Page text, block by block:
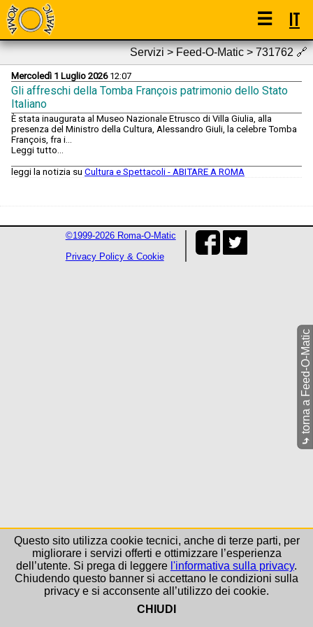
☰ IT
Servizi > Feed-O-Matic > 731762🔗
Mercoledì 1 Luglio 202612:07
Gli affreschi della Tomba François patrimonio dello Stato
Italiano
È stata inaugurata al Museo Nazionale Etrusco di Villa Giulia, alla
presenza del Ministro della Cultura, Alessandro Giuli, la celebre Tomba
François, fra i...
Leggi tutto...
leggi la notizia su Cultura e Spettacoli - ABITARE A ROMA
⤷
torna a Feed-O-Matic
©1999-2026 Roma-O-Matic
Privacy Policy & Cookie
Questo sito utilizza cookie tecnici, anche di terze parti, per
migliorare i servizi offerti e ottimizzare l’esperienza
dell’utente. Si prega di leggere l'informativa sulla privacy.
Chiudendo questo banner si accettano le condizioni sulla
privacy e si acconsente all’utilizzo dei cookie.
CHIUDI